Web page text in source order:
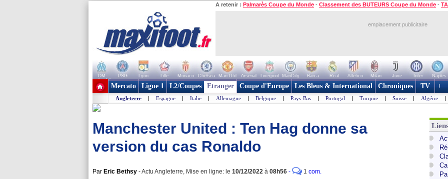
A retenir : Palmarès Coupe du Monde - Classement des BUTEURS Coupe du Monde -
emplacement publicitaire
OM PSG Lyon Lille Monaco Chelsea Man Utd Arsenal Liverpool ManCity Barca Real Atletico Milan Juve Inter Naples
+ de clubs
Mercato Ligue 1 L2/Coupes Etranger Coupe d'Europe Les Bleus & International Chroniques TV +
Angleterre | Espagne | Italie | Allemagne | Belgique | Pays-Bas | Portugal | Turquie | Suisse | Algérie |
Manchester United : Ten Hag donne sa
version du cas Ronaldo
Par Eric Bethsy -Actu Angleterre, Mise en ligne: le 10/12/2022 à 08h56 - 1 com.